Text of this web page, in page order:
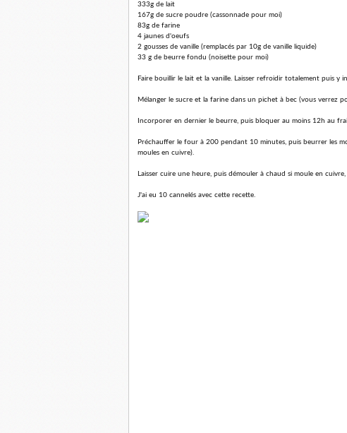
333g de lait
167g de sucre poudre (cassonnade pour moi)
83g de farine
4 jaunes d'oeufs
2 gousses de vanille (remplacés par 10g de vanille liquide)
33 g de beurre fondu (noisette pour moi)
Faire bouillir le lait et la vanille. Laisser refroidir totalement puis y
Mélanger le sucre et la farine dans un pichet à bec (vous verrez
Incorporer en dernier le beurre, puis bloquer au moins 12h au
Préchauffer le four à 200 pendant 10 minutes, puis beurrer les
moules en cuivre).
Laisser cuire une heure, puis démouler à chaud si moule en
J'ai eu 10 cannelés avec cette recette.